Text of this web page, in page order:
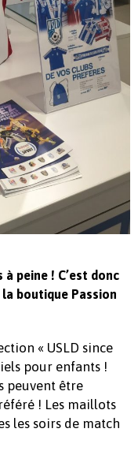
peine ! C’est donc
boutique Passion
« USLD since
pour enfants !
peuvent être
! Les maillots
les soirs de match